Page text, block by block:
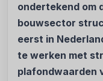
ondertekend om
bouwsector
eerst in
te werken met
plafondwaarden